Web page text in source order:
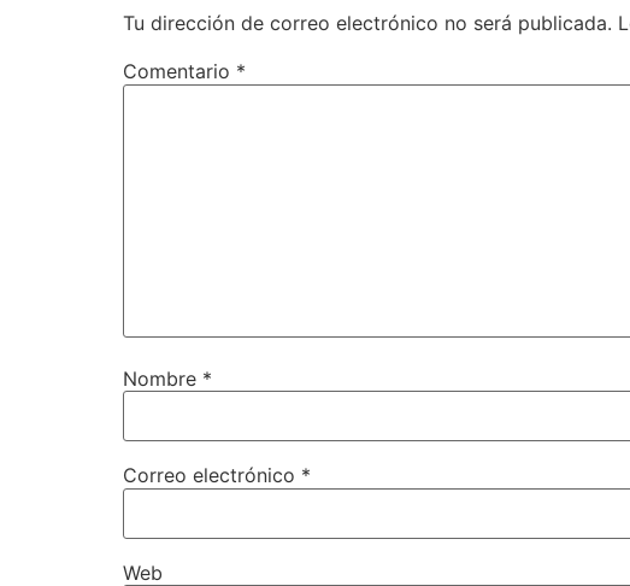
Tu dirección de correo electrónico no será publicada.
Comentario *
Nombre *
Correo electrónico *
Web